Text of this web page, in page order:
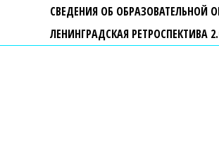
СВЕДЕНИЯ ОБ ОБРАЗОВАТЕЛЬНОЙ
ЛЕНИНГРАДСКАЯ РЕТРОСПЕКТИВА